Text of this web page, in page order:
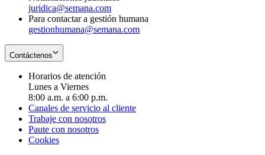
juridica@semana.com
Para contactar a gestión humana
gestionhumana@semana.com
Contáctenos
Horarios de atención
Lunes a Viernes
8:00 a.m. a 6:00 p.m.
Canales de servicio al cliente
Trabaje con nosotros
Paute con nosotros
Cookies